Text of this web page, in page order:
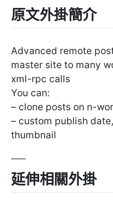
原文外掛簡介
Advanced remote
master site to many
xml-rpc calls
You can:
– clone posts on n-
– custom publish
thumbnail
延伸相關外掛